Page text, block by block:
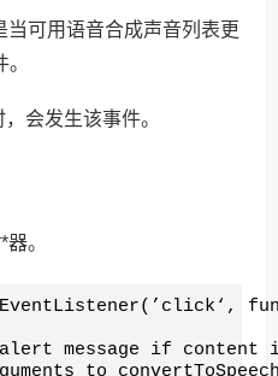
当可用语音合成声音列表更
会发生该事件。
。
message if content
to